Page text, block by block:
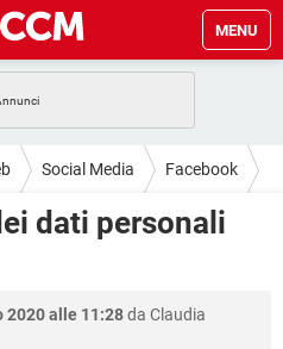
MENU
ANDROID
WINDOWS 10
ANDROID
WHATSAPP
GAMING
Social Media Facebook
dati personali
2020 alle 11:28da Claudia